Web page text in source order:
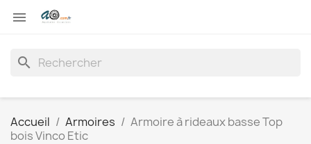

search
Accueil Armoires
Armoire à rideaux basse Top
bois Vinco Etic